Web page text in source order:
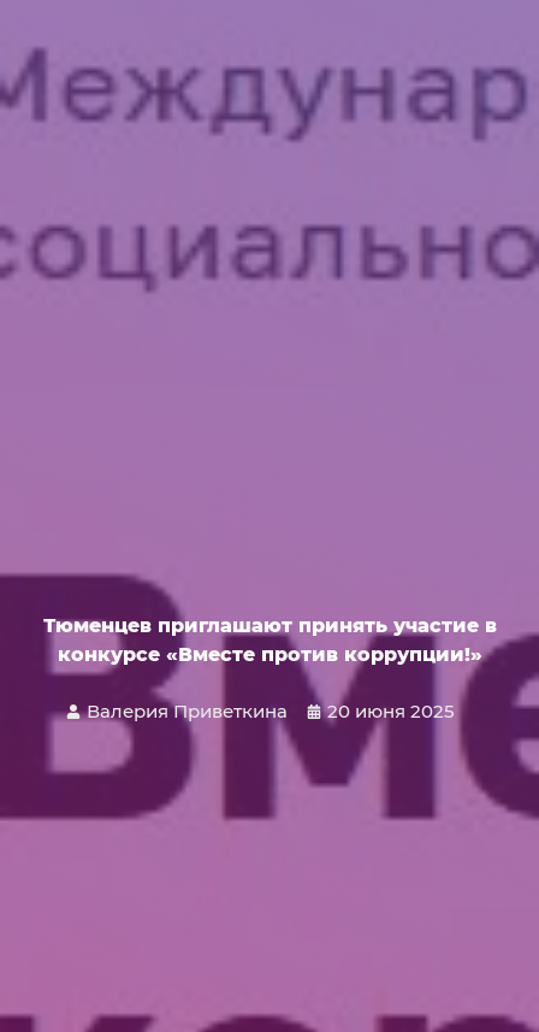
Тюменцев приглашают принять участие в
конкурсе «Вместе против коррупции!»
Валерия Приветкина 20 июня 2025